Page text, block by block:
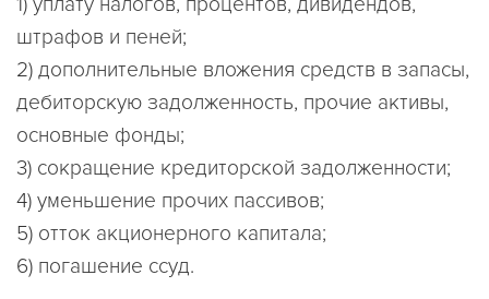
штрафов и пеней;
2) дополнительные вложения средств в запасы,
дебиторскую задолженность, прочие активы,
основные фонды;
3) сокращение кредиторской задолженности;
4) уменьшение прочих пассивов;
5) отток акционерного капитала;
6) погашение ссуд.